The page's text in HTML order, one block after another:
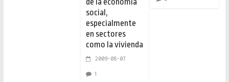
social,
especialmente
en sectores
como la vivienda
2009-08-07
1